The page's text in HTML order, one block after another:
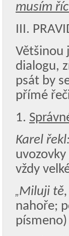
musím
III.
Většinou
dialogu,
psát by
přímé
1.
Karel
vždy
„Miluji tě,
nahoře;
písmeno)